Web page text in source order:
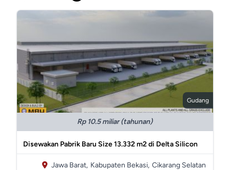
Gudang
Rp 10.5 miliar (tahunan)
Disewakan Pabrik Baru Size 13.332 m2 di Delta Silicon
Jawa Barat, Kabupaten Bekasi, Cikarang Selatan